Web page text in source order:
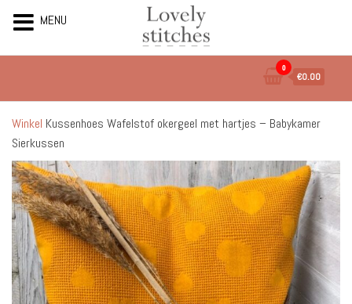
de
inhoud
0
€0.00
Winkel Kussenhoes Wafelstof okergeel met hartjes – Babykamer
Sierkussen
MENU